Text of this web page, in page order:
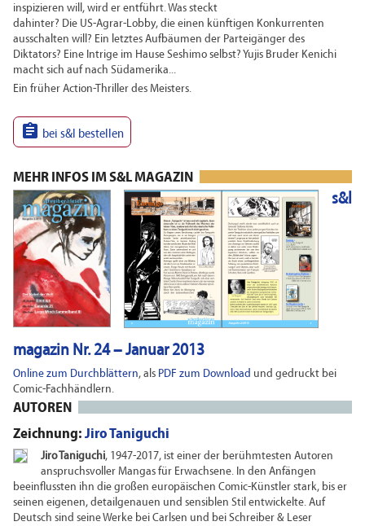
inspizieren will, wird er entführt. Was steckt
dahinter? Die US-Agrar-Lobby, die einen künftigen Konkurrenten
ausschalten will? Ein letztes Aufbäumen der Parteigänger des
Diktators? Eine Intrige im Hause Seshimo selbst? Yujis Bruder Kenichi
macht sich auf nach Südamerika...
Ein früher Action-Thriller des Meisters.
 bei s&l bestellen
MEHR INFOS IM S&L MAGAZIN
s&l
magazin Nr. 24 – Januar 2013
Online zum Durchblättern, als PDF zum Download und gedruckt bei
Comic-Fachhändlern.
AUTOREN
Zeichnung: Jiro Taniguchi
Jiro Taniguchi, 1947-2017, ist einer der berühmtesten Autoren
anspruchsvoller Mangas für Erwachsene. In den Anfängen
beeinflussten ihn die großen europäischen Comic-Künstler stark, bis er
seinen eigenen, detailgenauen und sensiblen Stil entwickelte. Auf
Deutsch sind seine Werke bei Carlsen und bei Schreiber & Leser